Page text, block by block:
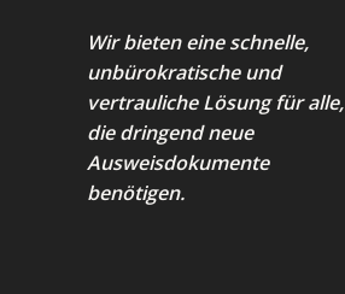
Wir bieten eine schnelle,
unbürokratische und
vertrauliche Lösung für alle,
die dringend neue
Ausweisdokumente
benötigen.